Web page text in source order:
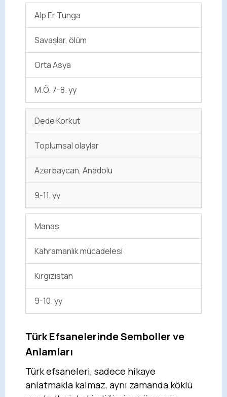
Alp Er Tunga
Savaşlar, ölüm
Orta Asya
M.Ö. 7-8. yy
Dede Korkut
Toplumsal olaylar
Azerbaycan, Anadolu
9-11. yy
Manas
Kahramanlık mücadelesi
Kırgızistan
9-10. yy
Türk Efsanelerinde Semboller ve
Anlamları
Türk efsaneleri, sadece hikaye
anlatmakla kalmaz, aynı zamanda köklü